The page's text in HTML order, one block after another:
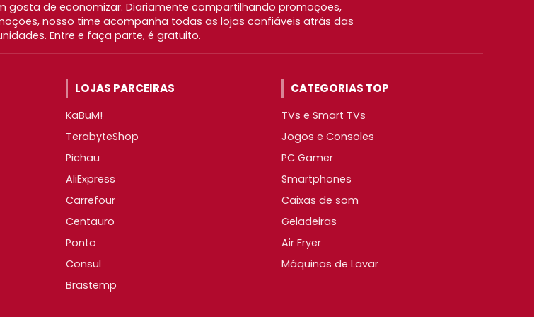
gosta de economizar. Diariamente compartilhando promoções,
nosso time acompanha todas as lojas confiáveis atrás das
Entre e faça parte, é gratuito.
LOJAS PARCEIRAS
KaBuM!
TerabyteShop
Pichau
AliExpress
Carrefour
Centauro
Ponto
Consul
Brastemp
CATEGORIAS TOP
TVs e Smart TVs
Jogos e Consoles
PC Gamer
Smartphones
Caixas de som
Geladeiras
Air Fryer
Máquinas de Lavar